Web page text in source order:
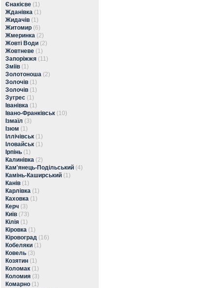
Єнакієве (1)
Жданівка (1)
Жидачів (1)
Житомир (6)
Жмеринка (2)
Жовті Води (2)
Жовтневе (1)
Запоріжжя (11)
Зміїв (1)
Золотоноша (2)
Золочів (1)
Золочів (1)
Зугрес (1)
Іванівка (1)
Івано-Франківськ (10)
Ізмаїл (3)
Ізюм (1)
Іллічівськ (1)
Іловайськ (1)
Ірпінь (1)
Калинівка (2)
Кам'янець-Подільський (4)
Камінь-Каширський (1)
Канів (1)
Карлівка (1)
Каховка (1)
Керч (3)
Київ (73)
Кілія (1)
Кіровка (1)
Кіровоград (16)
Кобеляки (1)
Ковель (3)
Козятин (1)
Коломак (1)
Коломия (3)
Комарно (1)